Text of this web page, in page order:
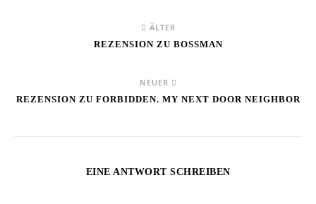
ÄLTER
REZENSION ZU BOSSMAN
NEUER
REZENSION ZU FORBIDDEN. MY NEXT DOOR NEIGHBOR
EINE ANTWORT SCHREIBEN